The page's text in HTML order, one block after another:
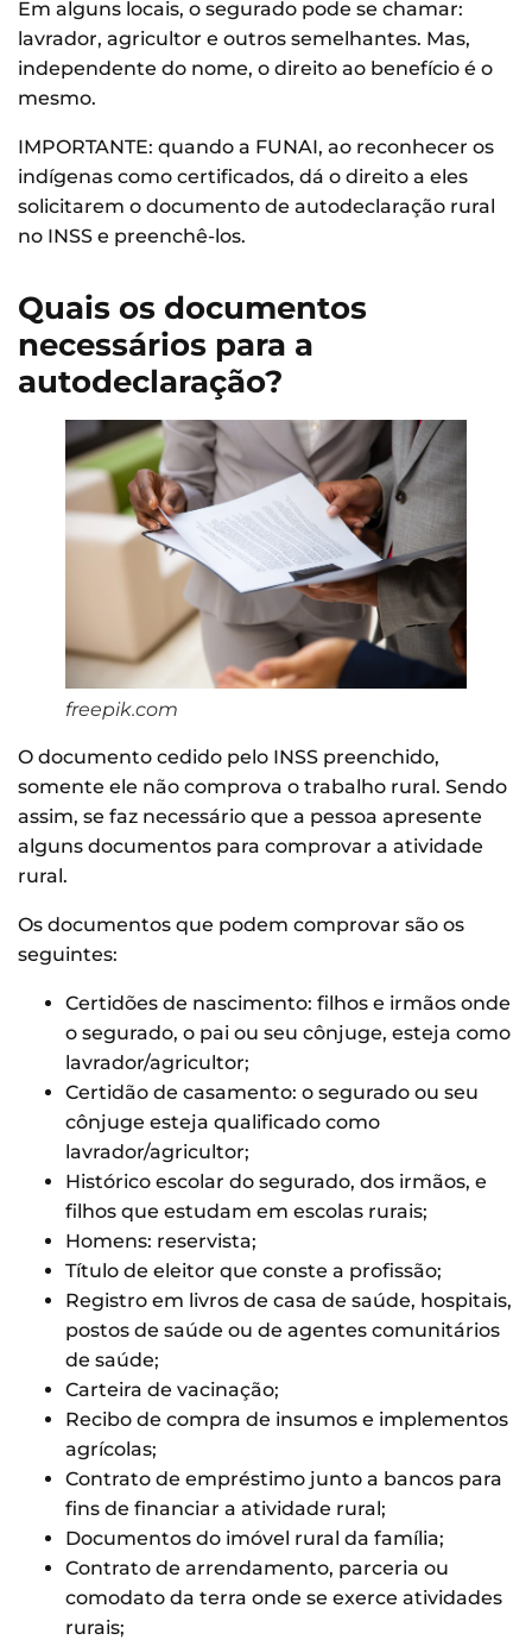
Em alguns locais, o segurado pode se chamar:
lavrador, agricultor e outros semelhantes. Mas,
independente do nome, o direito ao benefício é o
mesmo.
IMPORTANTE: quando a FUNAI, ao reconhecer os
indígenas como certificados, dá o direito a eles
solicitarem o documento de autodeclaração rural
no INSS e preenchê-los.
Quais os documentos
necessários para a
autodeclaração?
freepik.com
O documento cedido pelo INSS preenchido,
somente ele não comprova o trabalho rural. Sendo
assim, se faz necessário que a pessoa apresente
alguns documentos para comprovar a atividade
rural.
Os documentos que podem comprovar são os
seguintes:
Certidões de nascimento: filhos e irmãos onde
o segurado, o pai ou seu cônjuge, esteja como
lavrador/agricultor;
Certidão de casamento: o segurado ou seu
cônjuge esteja qualificado como
lavrador/agricultor;
Histórico escolar do segurado, dos irmãos, e
filhos que estudam em escolas rurais;
Homens: reservista;
Título de eleitor que conste a profissão;
Registro em livros de casa de saúde, hospitais,
postos de saúde ou de agentes comunitários
de saúde;
Carteira de vacinação;
Recibo de compra de insumos e implementos
agrícolas;
Contrato de empréstimo junto a bancos para
fins de financiar a atividade rural;
Documentos do imóvel rural da família;
Contrato de arrendamento, parceria ou
comodato da terra onde se exerce atividades
rurais;